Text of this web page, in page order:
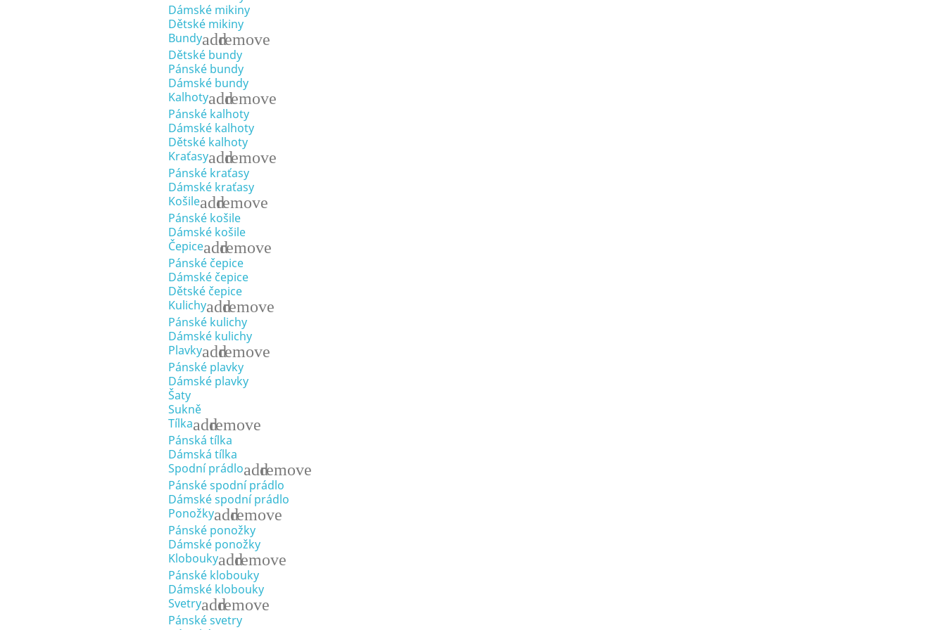
Dámské mikiny
Dětské mikiny
Bundyaddremove
Dětské bundy
Pánské bundy
Dámské bundy
Kalhotyaddremove
Pánské kalhoty
Dámské kalhoty
Dětské kalhoty
Kraťasyaddremove
Pánské kraťasy
Dámské kraťasy
Košileaddremove
Pánské košile
Dámské košile
Čepiceaddremove
Pánské čepice
Dámské čepice
Dětské čepice
Kulichyaddremove
Pánské kulichy
Dámské kulichy
Plavkyaddremove
Pánské plavky
Dámské plavky
Šaty
Sukně
Tílkaaddremove
Pánská tílka
Dámská tílka
Spodní prádloaddremove
Pánské spodní prádlo
Dámské spodní prádlo
Ponožkyaddremove
Pánské ponožky
Dámské ponožky
Kloboukyaddremove
Pánské klobouky
Dámské klobouky
Svetryaddremove
Pánské svetry